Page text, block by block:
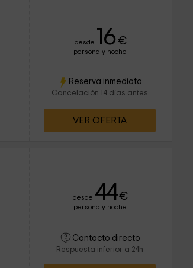
desde 16 €
persona y noche
Reserva inmediata
Cancelación 14 días antes
VER OFERTA
desde 44€
persona y noche
Contacto directo
Respuesta inferior a 24h